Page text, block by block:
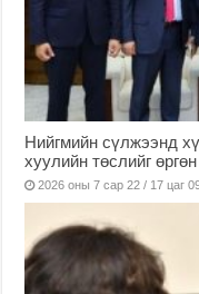
Нийгмийн сүлжээнд
хуулийн төслийг
2026 оны 7 сар 22 / 17 цаг